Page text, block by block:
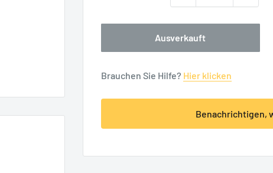
Ausverkauft
Brauchen Sie Hilfe? Hier klicken
Benachrichtigen,